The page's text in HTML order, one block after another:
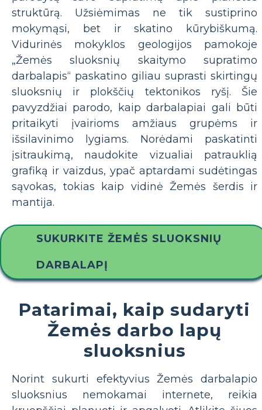
struktūrą. Užsiėmimas ne tik sustiprino
mokymąsi, bet ir skatino kūrybiškumą.
Vidurinės mokyklos geologijos pamokoje
„Žemės sluoksnių skaitymo supratimo
darbalapis“ paskatino giliau suprasti skirtingų
sluoksnių ir plokščių tektonikos ryšį. Šie
pavyzdžiai parodo, kaip darbalapiai gali būti
pritaikyti įvairioms amžiaus grupėms ir
išsilavinimo lygiams. Norėdami paskatinti
įsitraukimą, naudokite vizualiai patrauklią
grafiką ir vaizdus, ​​​​ypač aptardami sudėtingas
sąvokas, tokias kaip vidinė Žemės šerdis ir
mantija.
SUKURKITE ŽEMĖS SLUOKSNIŲ
DARBALAPĮ
Patarimai, kaip sudaryti
Žemės darbo lapų
sluoksnius
Norint sukurti efektyvius Žemės darbalapio
sluoksnius nemokamai internete, reikia